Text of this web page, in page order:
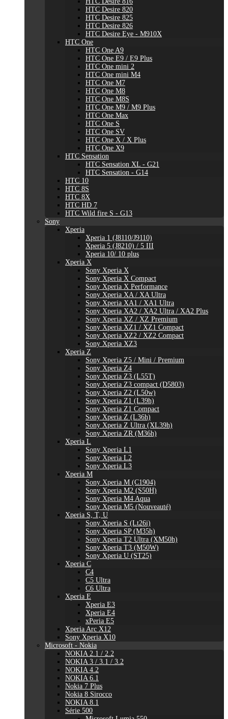
HTC Desire 820
HTC Desire 825
HTC Desire 826
HTC Desire Eye - M910X
HTC One
HTC One A9
HTC One E9 / E9 Plus
HTC One mini 2
HTC One mini M4
HTC One M7
HTC One M8
HTC One M8S
HTC One M9 / M9 Plus
HTC One Max
HTC One S
HTC One SV
HTC One X / X Plus
HTC One X9
HTC Sensation
HTC Sensation XL - G21
HTC Sensation - G14
HTC 10
HTC 8S
HTC 8X
HTC HD 7
HTC Wild fire S - G13
Sony
Xperia
Xperia 1 (J8110/J9110)
Xperia 5 (J8210) / 5 III
Xperia 10/ 10 plus
Xperia X
Sony Xperia X
Sony Xperia X Compact
Sony Xperia X Performance
Sony Xperia XA / XA Ultra
Sony Xperia XA1 / XA1 Ultra
Sony Xperia XA2 / XA2 Ultra / XA2 Plus
Sony Xperia XZ / XZ Premium
Sony Xperia XZ1 / XZ1 Compact
Sony Xperia XZ2 / XZ2 Compact
Sony Xperia XZ3
Xperia Z
Sony Xperia Z5 / Mini / Premium
Sony Xperia Z4
Sony Xperia Z3 (L55T)
Sony Xperia Z3 compact (D5803)
Sony Xperia Z2 (L50w)
Sony Xperia Z1 (L39h)
Sony Xperia Z1 Compact
Sony Xperia Z (L36h)
Sony Xperia Z Ultra (XL39h)
Sony Xperia ZR (M36h)
Xperia L
Sony Xperia L1
Sony Xperia L2
Sony Xperia L3
Xperia M
Sony Xperia M (C1904)
Sony Xperia M2 (S50H)
Sony Xperia M4 Aqua
Sony Xperia M5 (Nouveauté)
Xperia S, T, U
Sony Xperia S (Lt26i)
Sony Xperia SP (M35h)
Sony Xperia T2 Ultra (XM50h)
Sony Xperia T3 (M50W)
Sony Xperia U (ST25)
Xperia C
C4
C5 Ultra
C6 Ultra
Xperia E
Xperia E3
Xperia E4
xPeria E5
Xperia Arc X12
Sony Xperia X10
Microsoft - Nokia
NOKIA 2.1 / 2.2
NOKIA 3 / 3.1 / 3.2
NOKIA 4.2
NOKIA 6.1
Nokia 7 Plus
Nokia 8 Sirocco
NOKIA 8.1
Série 500